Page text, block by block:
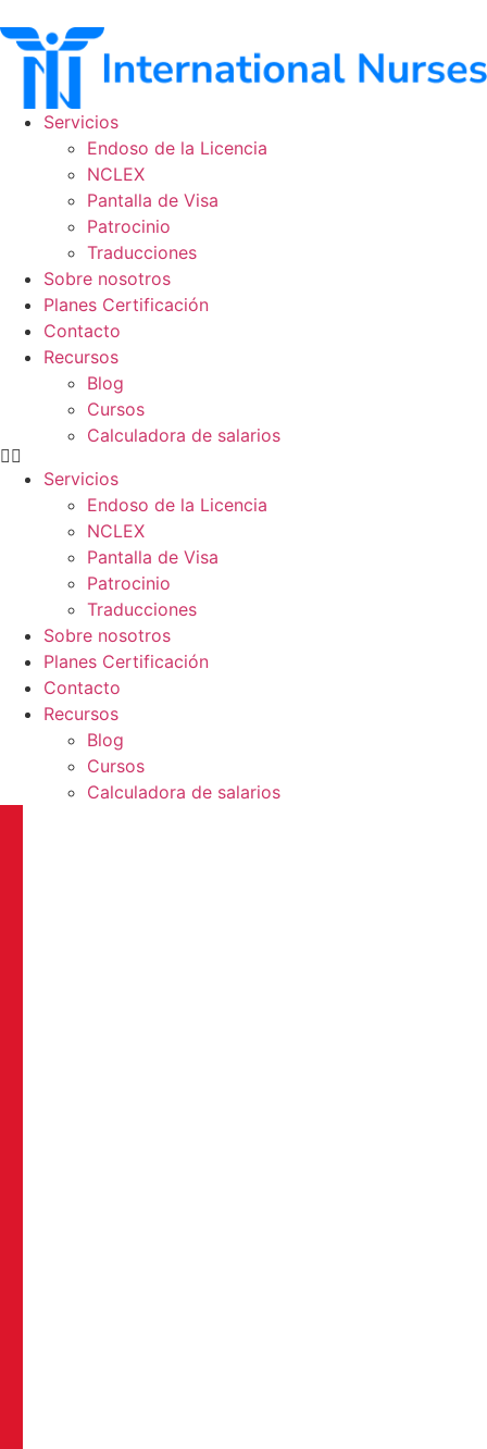
al
contenido
Servicios
Endoso de la Licencia
NCLEX
Pantalla de Visa
Patrocinio
Traducciones
Sobre nosotros
Planes Certificación
Contacto
Recursos
Blog
Cursos
Calculadora de salarios
Servicios
Endoso de la Licencia
NCLEX
Pantalla de Visa
Patrocinio
Traducciones
Sobre nosotros
Planes Certificación
Contacto
Recursos
Blog
Cursos
Calculadora de salarios